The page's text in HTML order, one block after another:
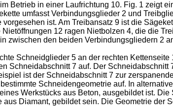
Betrieb in einer Laufrichtung 10. Fig. 1 zeigt
umfasst Verbindungsglieder 2 und
ist. Am Treibansatz 9 ist die
12 ragen Nietbolzen 4, die die
zwischen den beiden Verbindungsgliedern 2
Schneidglieder 5 an der rechten Kettenseite
Schneidabschnitt 7 auf. Der Schneidabschnitt
ist der Schneidabschnitt 7 zur
Schneidengeometrie auf. In
Werkstücks aus Beton, ausgebildet ist. Die
Diamant, gebildet sein. Die Geometrie der